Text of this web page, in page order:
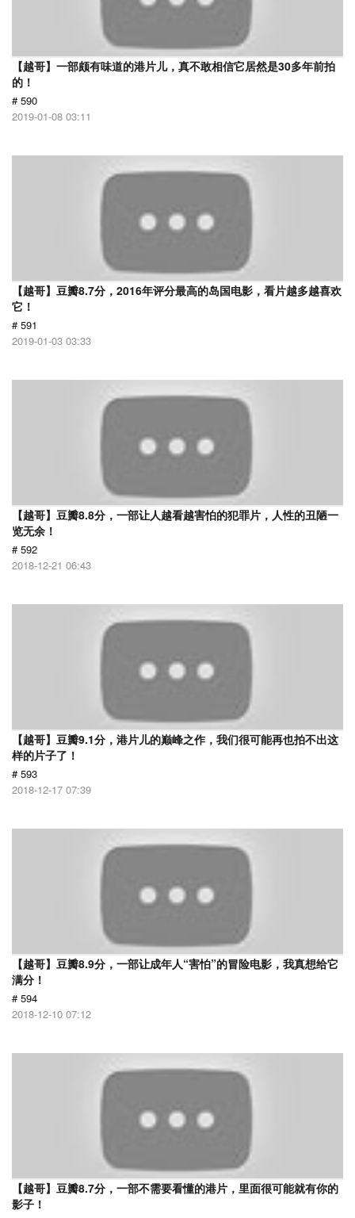
【越哥】一部颇有味道的港片儿，真不敢相信它居然是30多年前拍
的！
# 590
2019-01-08 03:11
【越哥】豆瓣8.7分，2016年评分最高的岛国电影，看片越多越喜欢
它！
# 591
2019-01-03 03:33
【越哥】豆瓣8.8分，一部让人越看越害怕的犯罪片，人性的丑陋一
览无余！
# 592
2018-12-21 06:43
【越哥】豆瓣9.1分，港片儿的巅峰之作，我们很可能再也拍不出这
样的片子了！
# 593
2018-12-17 07:39
【越哥】豆瓣8.9分，一部让成年人“害怕”的冒险电影，我真想给它
满分！
# 594
2018-12-10 07:12
【越哥】豆瓣8.7分，一部不需要看懂的港片，里面很可能就有你的
影子！